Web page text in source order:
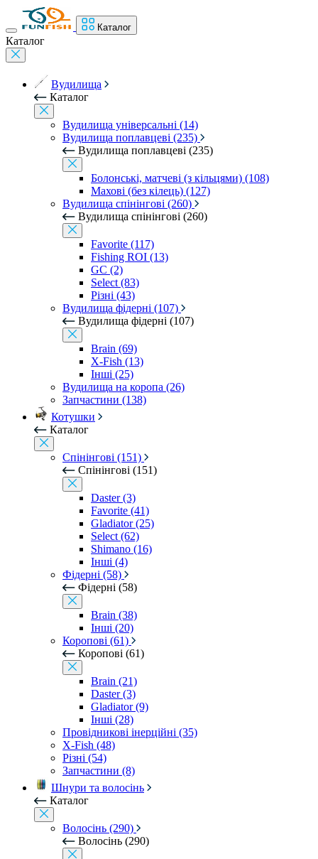
Каталог
Каталог
Вудилища
Каталог
Вудилища універсальні (14)
Вудилища поплавцеві (235)
Вудилища поплавцеві (235)
Болонські, матчеві (з кільцями) (108)
Махові (без кілець) (127)
Вудилища спінінгові (260)
Вудилища спінінгові (260)
Favorite (117)
Fishing ROI (13)
GC (2)
Select (83)
Різні (43)
Вудилища фідерні (107)
Вудилища фідерні (107)
Brain (69)
X-Fish (13)
Інші (25)
Вудилища на коропа (26)
Запчастини (138)
Котушки
Каталог
Спінінгові (151)
Спінінгові (151)
Daster (3)
Favorite (41)
Gladiator (25)
Select (62)
Shimano (16)
Інші (4)
Фідерні (58)
Фідерні (58)
Brain (38)
Інші (20)
Коропові (61)
Коропові (61)
Brain (21)
Daster (3)
Gladiator (9)
Інші (28)
Провідникові інерційні (35)
X-Fish (48)
Різні (54)
Запчастини (8)
Шнури та волосінь
Каталог
Волосінь (290)
Волосінь (290)